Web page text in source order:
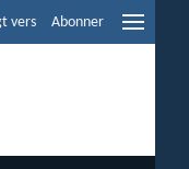
vers Abonner